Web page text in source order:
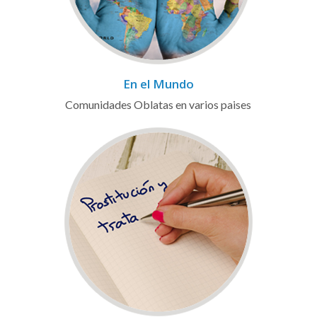
En el Mundo
Comunidades Oblatas en varios paises